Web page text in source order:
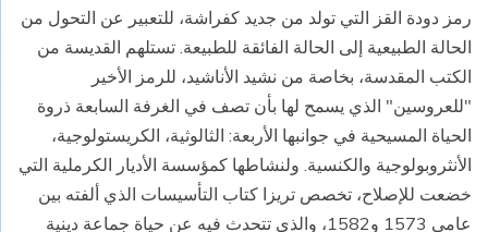
رمز دودة القز التي تولد من جديد كفراشة، للتعبير عن التحول من
الحالة الطبيعية إلى الحالة الفائقة للطبيعة. تستلهم القديسة من
الكتب المقدسة، بخاصة من نشيد الأناشيد، للرمز الأخير
"للعروسين" الذي يسمح لها بأن تصف في الغرفة السابعة ذروة
الحياة المسيحية في جوانبها الأربعة: الثالوثية، الكريستولوجية،
الأنثروبولوجية والكنسية. ولنشاطها كمؤسسة الأديار الكرملية التي
خضعت للإصلاح، تخصص تريزا كتاب التأسيسات الذي ألفته بين
عامي 1573 و1582، والذي تتحدث فيه عن حياة جماعة دينية